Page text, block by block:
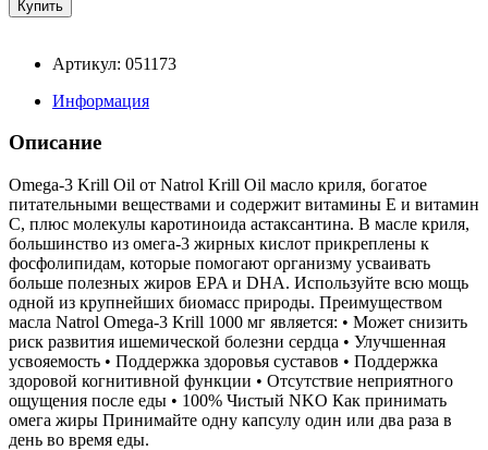
Артикул: 051173
Информация
Описание
Omega-3 Krill Oil от Natrol Krill Oil масло криля, богатое
питательными веществами и содержит витамины Е и витамин
С, плюс молекулы каротиноида астаксантина. В масле криля,
большинство из омега-3 жирных кислот прикреплены к
фосфолипидам, которые помогают организму усваивать
больше полезных жиров EPA и DHA. Используйте всю мощь
одной из крупнейших биомасс природы. Преимуществом
масла Natrol Omega-3 Krill 1000 мг является: • Может снизить
риск развития ишемической болезни сердца • Улучшенная
усвояемость • Поддержка здоровья суставов • Поддержка
здоровой когнитивной функции • Отсутствие неприятного
ощущения после еды • 100% Чистый NKO Как принимать
омега жиры Принимайте одну капсулу один или два раза в
день во время еды.